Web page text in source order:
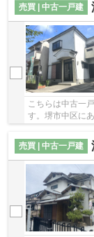
売買 | 中古一戸建
こちらは中古一
す。堺市中区に
売買 | 中古一戸建